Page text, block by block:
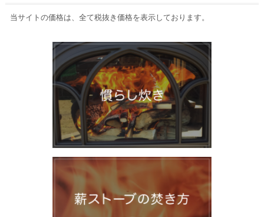
当サイトの価格は、全て税抜き価格を表示しております。